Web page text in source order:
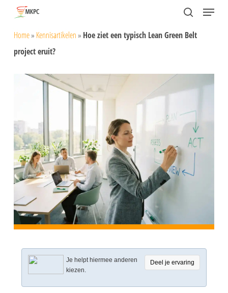
main
content
search
Menu
Home» Kennisartikelen» Hoe ziet een typisch Lean Green Belt
project eruit?
Deel je ervaring
Je helpt hiermee anderen
kiezen.